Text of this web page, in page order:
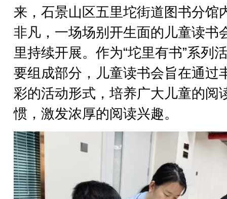
来，石景山区五里坨街道图书分馆
非凡，一场场别开生面的儿童读书
里持续开展。作为“坨里有书”系列
要组成部分，儿童读书会旨在通过
彩的活动形式，培养广大儿童的阅
惯，激发浓厚的阅读兴趣。